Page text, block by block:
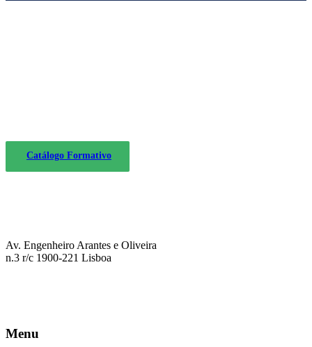
Catálogo Formativo
Av. Engenheiro Arantes e Oliveira
n.3 r/c 1900-221 Lisboa
Menu